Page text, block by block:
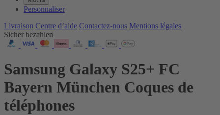
Personnaliser
Livraison Centre d’aide Contactez‑nous Mentions légales
Sicher bezahlen
Samsung Galaxy S25+ FC
Bayern München Coques de
téléphones